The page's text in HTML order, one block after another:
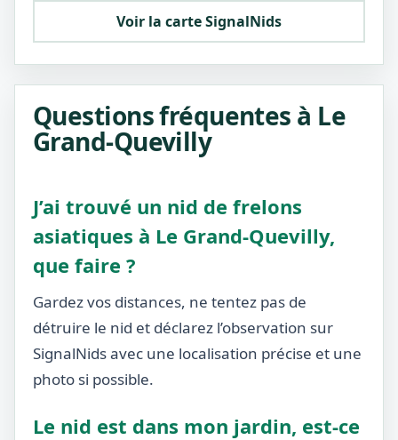
Voir la carte SignalNids
Questions fréquentes à Le
Grand-Quevilly
J’ai trouvé un nid de frelons
asiatiques à Le Grand-Quevilly,
que faire ?
Gardez vos distances, ne tentez pas de
détruire le nid et déclarez l’observation sur
SignalNids avec une localisation précise et une
photo si possible.
Le nid est dans mon jardin, est-ce